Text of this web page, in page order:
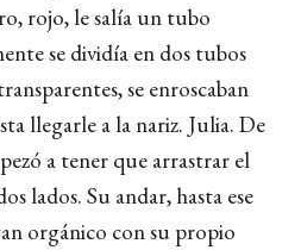
rojo, le salía un tubo
se dividía en dos tubos
se enroscaban
llegarle a la nariz. Julia. De
a tener que arrastrar el
lados. Su andar, hasta ese
orgánico con su propio